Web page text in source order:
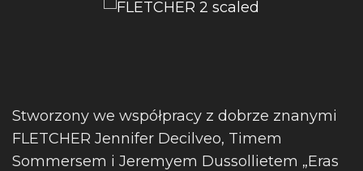
Stworzony we współpracy z dobrze znanymi
FLETCHER Jennifer Decilveo, Timem
Sommersem i Jeremyem Dussollietem „Eras